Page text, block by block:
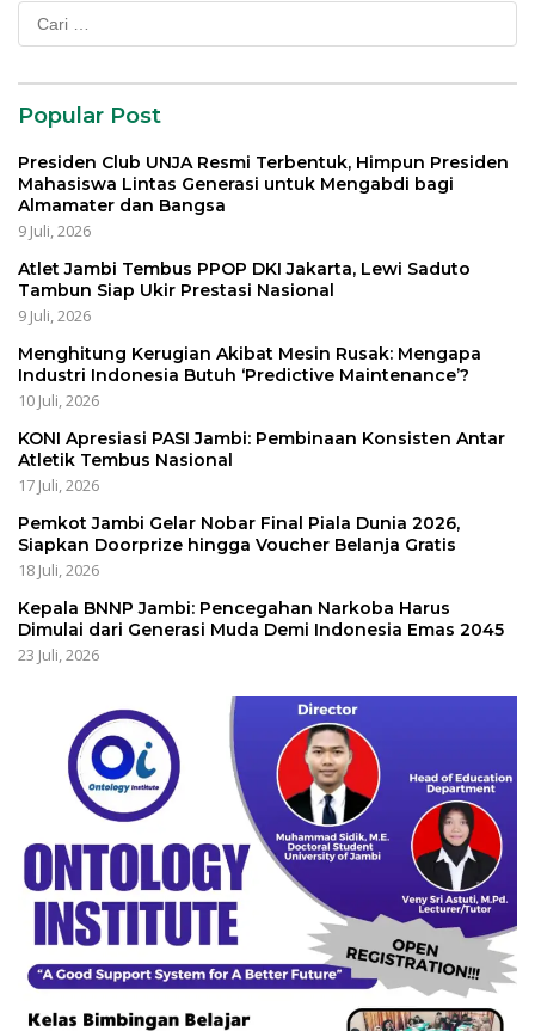
Cari
untuk:
Popular Post
Presiden Club UNJA Resmi Terbentuk, Himpun Presiden
Mahasiswa Lintas Generasi untuk Mengabdi bagi
Almamater dan Bangsa
9 Juli, 2026
Atlet Jambi Tembus PPOP DKI Jakarta, Lewi Saduto
Tambun Siap Ukir Prestasi Nasional
9 Juli, 2026
Menghitung Kerugian Akibat Mesin Rusak: Mengapa
Industri Indonesia Butuh ‘Predictive Maintenance’?
10 Juli, 2026
KONI Apresiasi PASI Jambi: Pembinaan Konsisten Antar
Atletik Tembus Nasional
17 Juli, 2026
Pemkot Jambi Gelar Nobar Final Piala Dunia 2026,
Siapkan Doorprize hingga Voucher Belanja Gratis
18 Juli, 2026
Kepala BNNP Jambi: Pencegahan Narkoba Harus
Dimulai dari Generasi Muda Demi Indonesia Emas 2045
23 Juli, 2026